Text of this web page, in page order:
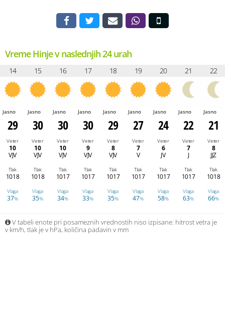
Vreme Hinje v naslednjih 24 urah
14 15 16 17 18 19 20 21 22
Jasno Jasno Jasno Jasno Jasno Jasno Jasno Jasno Jasno
29 30 30 30 29 27 24 22 21
Veter
10
VJV
Veter
10
VJV
Veter
10
VJV
Veter
9
VJV
Veter
8
VJV
Veter
7
V
Veter
6
JV
Veter
7
J
Veter
8
JJZ
Tlak
1018
Tlak
1018
Tlak
1017
Tlak
1017
Tlak
1017
Tlak
1017
Tlak
1017
Tlak
1017
Tlak
1018
Vlaga
37%
Vlaga
35%
Vlaga
34%
Vlaga
33%
Vlaga
35%
Vlaga
47%
Vlaga
58%
Vlaga
63%
Vlaga
66%
V tabeli enote pri posameznih vrednostih niso izpisane: hitrost vetra je
v km/h, tlak je v hPa, količina padavin v mm